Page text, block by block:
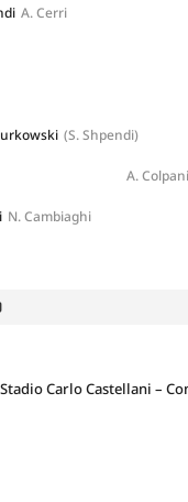
A. Cerri
(S. Shpendi)
A. Colpani
N. Cambiaghi
Stadio Carlo Castellani –